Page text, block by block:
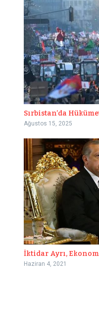
Sırbistan’da
Ağustos 15, 2025
İktidar Ayrı,
Haziran 4, 2021